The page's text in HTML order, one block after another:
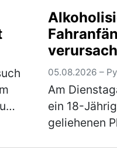
05.08.2026 –
Am
ein 18-
geliehenen